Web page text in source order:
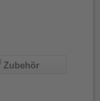
Zubehör